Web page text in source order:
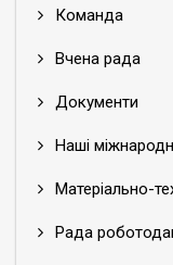
Команда
Вчена рада
Документи
Наші
Матеріально-
Рада